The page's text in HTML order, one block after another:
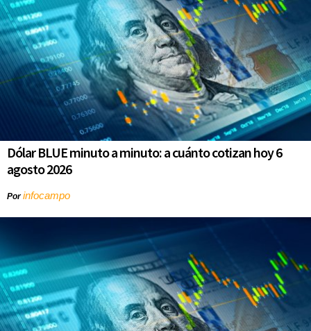
Dólar BLUE minuto a minuto: a cuánto cotizan hoy 6
agosto 2026
Porinfocampo